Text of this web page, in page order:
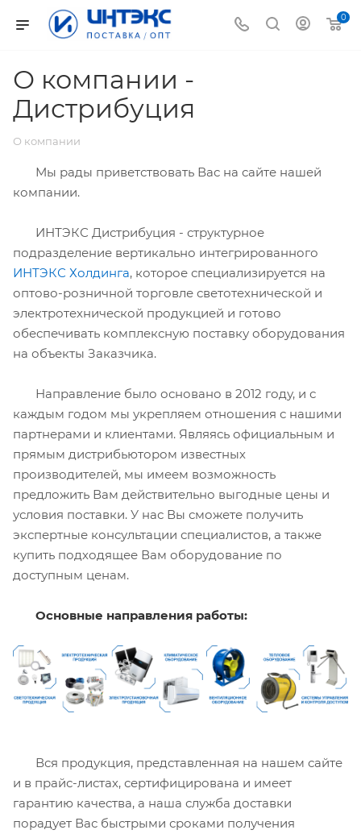
0
О компании -
Дистрибуция
О компании
Мы рады приветствовать Вас на сайте нашей
компании.
ИНТЭКС Дистрибуция - структурное
подразделение вертикально интегрированного
ИНТЭКС Холдинга, которое специализируется на
оптово-розничной торговле светотехнической и
электротехнической продукцией и готово
обеспечивать комплексную поставку оборудования
на объекты Заказчика.
Направление было основано в 2012 году, и с
каждым годом мы укрепляем отношения с нашими
партнерами и клиентами. Являясь официальным и
прямым дистрибьютором известных
производителей, мы имеем возможность
предложить Вам действительно выгодные цены и
условия поставки. У нас Вы сможете получить
экспертные консультации специалистов, а также
купить подходящее Вам оборудование по
доступным ценам.
Основные направления работы:
Вся продукция, представленная на нашем сайте
и в прайс-листах, сертифицирована и имеет
гарантию качества, а наша служба доставки
порадует Вас быстрыми сроками получения